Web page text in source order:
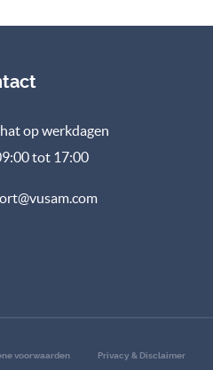
op werkdagen
tot 17:00
voorwaarden Privacy & Disclaimer